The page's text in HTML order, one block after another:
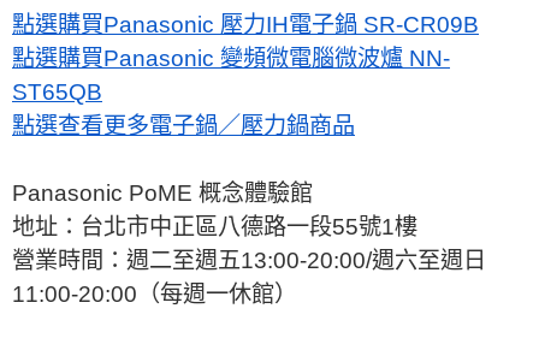
點選購買Panasonic 壓力IH電子鍋 SR-CR09B
點選購買Panasonic 變頻微電腦微波爐 NN-
ST65QB
點選查看更多電子鍋／壓力鍋商品
Panasonic PoME 概念體驗館
地址：台北市中正區八德路一段55號1樓
營業時間：週二至週五13:00-20:00/週六至週日
11:00-20:00（每週一休館）